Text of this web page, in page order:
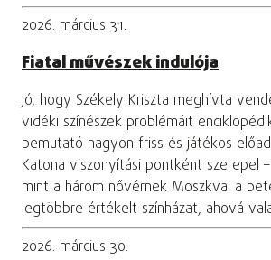
2026. március 31.
Fiatal művészek indulója
Jó, hogy Székely Kriszta meghívta
vidéki színészek problémáit
bemutató nagyon friss és játékos
Katona viszonyítási pontként szerepel
mint a három nővérnek Moszkva: a
legtöbbre értékelt színházat, ahová
2026. március 30.